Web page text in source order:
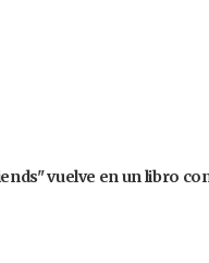
vuelve en un libro